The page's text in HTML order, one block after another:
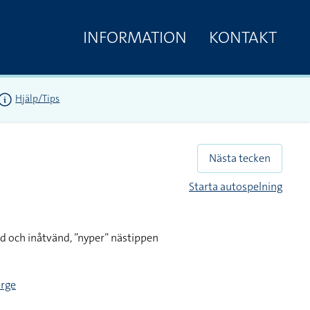
INFORMATION KONTAKT
Hjälp/Tips
Nästa tecken
Starta autospelning
inåtvänd, ”nyper” nästippen